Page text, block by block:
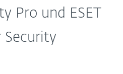
Pro und ESET
Security